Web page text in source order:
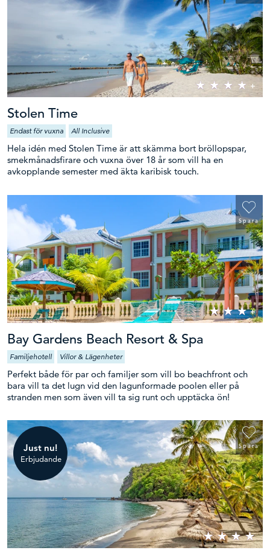
Stolen Time
Endast för vuxna All Inclusive
Hela idén med Stolen Time är att skämma bort bröllopspar,
smekmånadsfirare och vuxna över 18 år som vill ha en
avkopplande semester med äkta karibisk touch.
Spara
Bay Gardens Beach Resort & Spa
Familjehotell Villor & Lägenheter
Perfekt både för par och familjer som vill bo beachfront och
bara vill ta det lugn vid den lagunformade poolen eller på
stranden men som även vill ta sig runt och upptäcka ön!
Just nu!
Erbjudande
Spara